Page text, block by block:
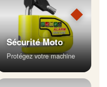
◆
Sécurité Moto
Protégez votre machine